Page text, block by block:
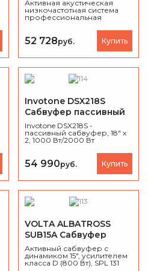
Активная акустическая
низкочастотная система
профессиональная
x 18". Мощность (RMS) 700
Вт. Максимальное
звуковое давление 131 Дб.
Встроенный стерео
кроссовер. Цвет черный.
52 728руб. Купить
Invotone DSX218S
Сабвуфер пассивный
Invotone DSX218S -
пассивный сабвуфер, 18" х
2, 1000 Вт/2000 Вт
54 990руб. Купить
VOLTA ALBATROSS
SUB15A Сабвуфер
активный
Активный сабвуфер с
динамиком 15", усилителем
класса D (800 Вт), SPL 131